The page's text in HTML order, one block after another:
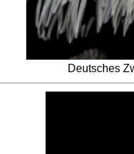
Deutsches